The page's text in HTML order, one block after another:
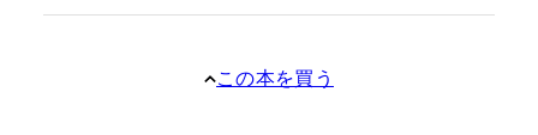
この本を買う